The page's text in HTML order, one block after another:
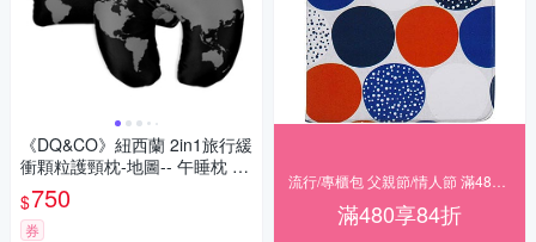
《DQ&CO》紐西蘭 2in1旅行緩
衝顆粒護頸枕-地圖-- 午睡枕 飛
機枕 旅行枕 護頸枕 U行枕
$750
券
滿480享84折